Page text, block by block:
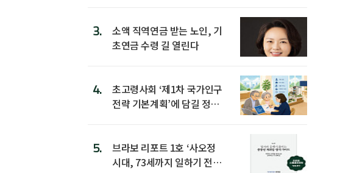
3.
소액 직역연금 받는 노인, 기
초연금 수령 길 열린다
4.
초고령사회 ‘제1차 국가인구
전략 기본계획’에 담길 정책
5.
브라보 리포트 1호 ‘사오정
시대, 73세까지 일하기 전략’